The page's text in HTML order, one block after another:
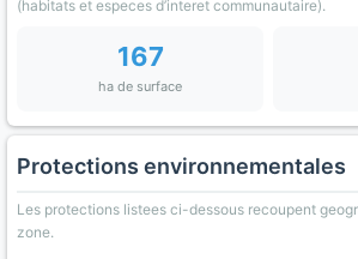
(habitats et especes d’interet communautaire).
167
ha de surface
Protections environnementales
Les protections listees ci-dessous recoupent
zone.